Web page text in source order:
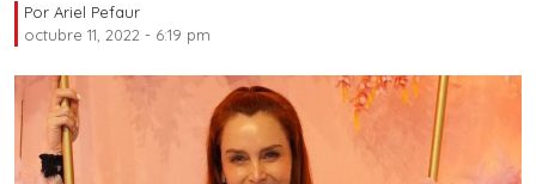
Por Ariel Pefaur
octubre 11, 2022 - 6:19 pm